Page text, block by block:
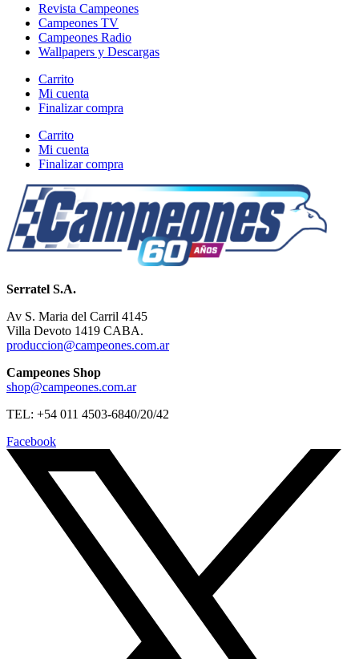
Revista Campeones
Campeones TV
Campeones Radio
Wallpapers y Descargas
Carrito
Mi cuenta
Finalizar compra
Carrito
Mi cuenta
Finalizar compra
Serratel S.A.
Av S. Maria del Carril 4145
Villa Devoto 1419 CABA.
produccion@campeones.com.ar
Campeones Shop
shop@campeones.com.ar
TEL: +54 011 4503-6840/20/42
Facebook